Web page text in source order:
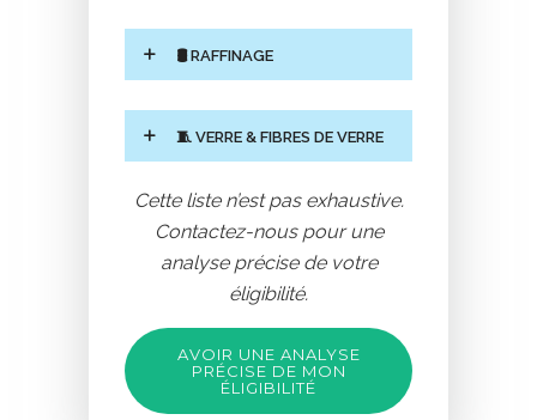
🛢️ RAFFINAGE
🧵 VERRE & FIBRES DE VERRE
Cette liste n’est pas exhaustive.
Contactez-nouspour une
analyse précise de votre
éligibilité.
AVOIR UNE ANALYSE
PRÉCISE DE MON
ÉLIGIBILITÉ